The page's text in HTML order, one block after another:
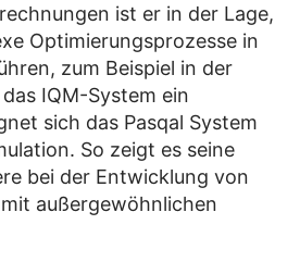
ist er in der Lage,
Optimierungsprozesse in
zum Beispiel in der
IQM-System ein
sich das Pasqal System
So zeigt es seine
bei der Entwicklung von
außergewöhnlichen